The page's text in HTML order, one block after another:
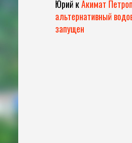
Юрий кАкимат
альтернативный
запущен